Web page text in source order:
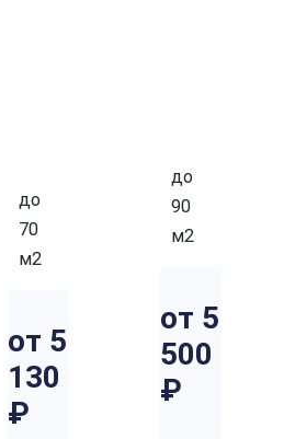
до
70
м2
от 5
130
₽
до
90
м2
от 5
500
₽